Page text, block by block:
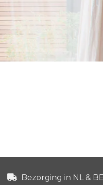
Bezorging in NL & BE